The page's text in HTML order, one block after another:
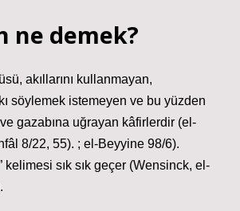
ne demek?
akıllarını kullanmayan,
söylemek istemeyen ve bu yüzden
gazabına uğrayan kâfirlerdir (el-
8/22, 55). ; el-Beyyine 98/6).
kelimesi sık sık geçer (Wensinck, el-